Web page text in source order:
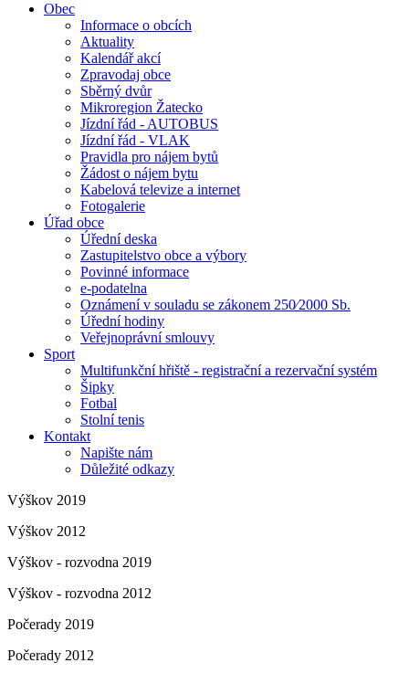
Obec
Informace o obcích
Aktuality
Kalendář akcí
Zpravodaj obce
Sběrný dvůr
Mikroregion Žatecko
Jízdní řád - AUTOBUS
Jízdní řád - VLAK
Pravidla pro nájem bytů
Žádost o nájem bytu
Kabelová televize a internet
Fotogalerie
Úřad obce
Úřední deska
Zastupitelstvo obce a výbory
Povinné informace
e-podatelna
Oznámení v souladu se zákonem 250⁄2000 Sb.
Úřední hodiny
Veřejnoprávní smlouvy
Sport
Multifunkční hřiště - registrační a rezervační systém
Šipky
Fotbal
Stolní tenis
Kontakt
Napište nám
Důležité odkazy
Výškov 2019
Výškov 2012
Výškov - rozvodna 2019
Výškov - rozvodna 2012
Počerady 2019
Počerady 2012